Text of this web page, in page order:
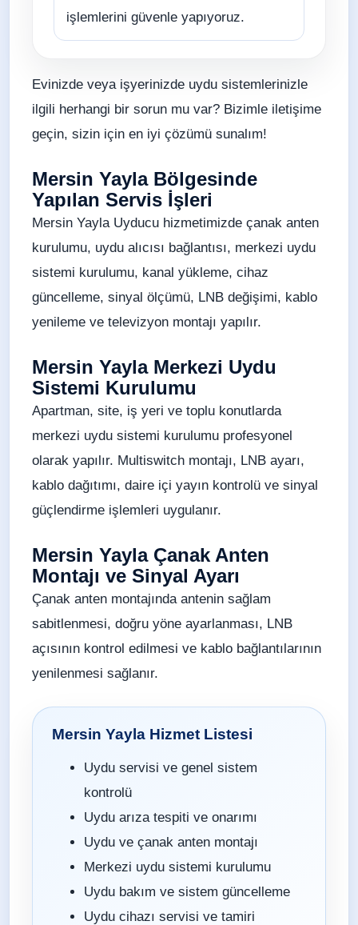
işlemlerini güvenle yapıyoruz.
Evinizde veya işyerinizde uydu sistemlerinizle
ilgili herhangi bir sorun mu var? Bizimle iletişime
geçin, sizin için en iyi çözümü sunalım!
Mersin Yayla Bölgesinde
Yapılan Servis İşleri
Mersin Yayla Uyducu hizmetimizde çanak anten
kurulumu, uydu alıcısı bağlantısı, merkezi uydu
sistemi kurulumu, kanal yükleme, cihaz
güncelleme, sinyal ölçümü, LNB değişimi, kablo
yenileme ve televizyon montajı yapılır.
Mersin Yayla Merkezi Uydu
Sistemi Kurulumu
Apartman, site, iş yeri ve toplu konutlarda
merkezi uydu sistemi kurulumu profesyonel
olarak yapılır. Multiswitch montajı, LNB ayarı,
kablo dağıtımı, daire içi yayın kontrolü ve sinyal
güçlendirme işlemleri uygulanır.
Mersin Yayla Çanak Anten
Montajı ve Sinyal Ayarı
Çanak anten montajında antenin sağlam
sabitlenmesi, doğru yöne ayarlanması, LNB
açısının kontrol edilmesi ve kablo bağlantılarının
yenilenmesi sağlanır.
Mersin Yayla Hizmet Listesi
Uydu servisi ve genel sistem
kontrolü
Uydu arıza tespiti ve onarımı
Uydu ve çanak anten montajı
Merkezi uydu sistemi kurulumu
Uydu bakım ve sistem güncelleme
Uydu cihazı servisi ve tamiri